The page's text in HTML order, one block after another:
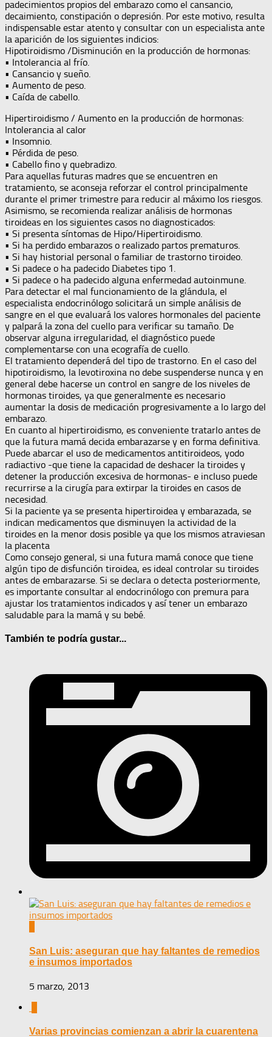
padecimientos propios del embarazo como el cansancio,
decaimiento, constipación o depresión. Por este motivo, resulta
indispensable estar atento y consultar con un especialista ante
la aparición de los siguientes indicios:
Hipotiroidismo /Disminución en la producción de hormonas:
• Intolerancia al frío.
• Cansancio y sueño.
• Aumento de peso.
• Caída de cabello.
Hipertiroidismo / Aumento en la producción de hormonas:
Intolerancia al calor
• Insomnio.
• Pérdida de peso.
• Cabello fino y quebradizo.
Para aquellas futuras madres que se encuentren en
tratamiento, se aconseja reforzar el control principalmente
durante el primer trimestre para reducir al máximo los riesgos.
Asimismo, se recomienda realizar análisis de hormonas
tiroideas en los siguientes casos no diagnosticados:
• Si presenta síntomas de Hipo/Hipertiroidismo.
• Si ha perdido embarazos o realizado partos prematuros.
• Si hay historial personal o familiar de trastorno tiroideo.
• Si padece o ha padecido Diabetes tipo 1.
• Si padece o ha padecido alguna enfermedad autoinmune.
Para detectar el mal funcionamiento de la glándula, el
especialista endocrinólogo solicitará un simple análisis de
sangre en el que evaluará los valores hormonales del paciente
y palpará la zona del cuello para verificar su tamaño. De
observar alguna irregularidad, el diagnóstico puede
complementarse con una ecografía de cuello.
El tratamiento dependerá del tipo de trastorno. En el caso del
hipotiroidismo, la levotiroxina no debe suspenderse nunca y en
general debe hacerse un control en sangre de los niveles de
hormonas tiroides, ya que generalmente es necesario
aumentar la dosis de medicación progresivamente a lo largo del
embarazo.
En cuanto al hipertiroidismo, es conveniente tratarlo antes de
que la futura mamá decida embarazarse y en forma definitiva.
Puede abarcar el uso de medicamentos antitiroideos, yodo
radiactivo -que tiene la capacidad de deshacer la tiroides y
detener la producción excesiva de hormonas- e incluso puede
recurrirse a la cirugía para extirpar la tiroides en casos de
necesidad.
Si la paciente ya se presenta hipertiroidea y embarazada, se
indican medicamentos que disminuyen la actividad de la
tiroides en la menor dosis posible ya que los mismos atraviesan
la placenta
Como consejo general, si una futura mamá conoce que tiene
algún tipo de disfunción tiroidea, es ideal controlar su tiroides
antes de embarazarse. Si se declara o detecta posteriormente,
es importante consultar al endocrinólogo con premura para
ajustar los tratamientos indicados y así tener un embarazo
saludable para la mamá y su bebé.
También te podría gustar...
San Luis: aseguran que hay faltantes de remedios
e insumos importados
5 marzo, 2013
Varias provincias comienzan a abrir la cuarentena